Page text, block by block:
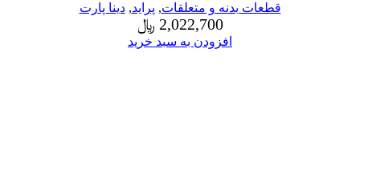
قطعات بدنه و متعلقات, پراید,دینا پارت
2,022,700 ﷼
افزودن به سبد خرید